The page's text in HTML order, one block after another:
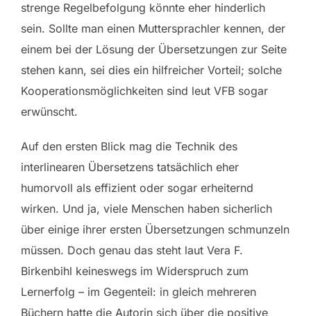
strenge Regelbefolgung könnte eher hinderlich
sein. Sollte man einen Muttersprachler kennen, der
einem bei der Lösung der Übersetzungen zur Seite
stehen kann, sei dies ein hilfreicher Vorteil; solche
Kooperationsmöglichkeiten sind leut VFB sogar
erwünscht.
Auf den ersten Blick mag die Technik des
interlinearen Übersetzens tatsächlich eher
humorvoll als effizient oder sogar erheiternd
wirken. Und ja, viele Menschen haben sicherlich
über einige ihrer ersten Übersetzungen schmunzeln
müssen. Doch genau das steht laut Vera F.
Birkenbihl keineswegs im Widerspruch zum
Lernerfolg – im Gegenteil: in gleich mehreren
Büchern hatte die Autorin sich über die positive